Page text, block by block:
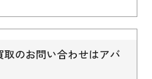
取のお問い合わせはアバ